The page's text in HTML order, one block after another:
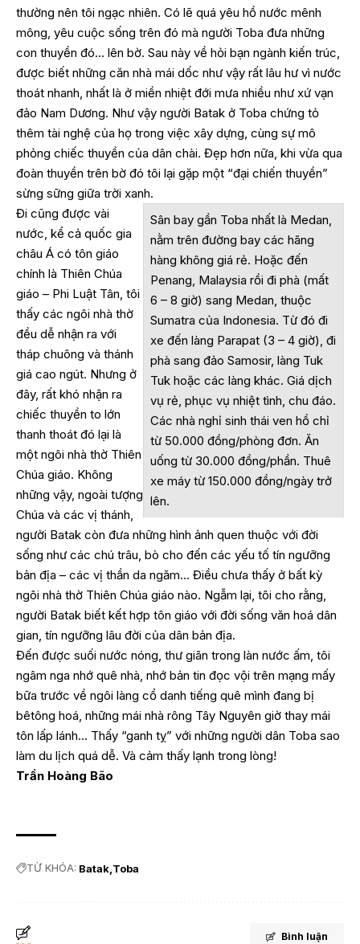
thường nên tôi ngạc nhiên. Có lẽ quá yêu hồ nước mênh
mông, yêu cuộc sống trên đó mà người Toba đưa những
con thuyền đó… lên bờ. Sau này về hỏi bạn ngành kiến trúc,
được biết những căn nhà mái dốc như vậy rất lâu hư vì nước
thoát nhanh, nhất là ở miền nhiệt đới mưa nhiều như xứ vạn
đảo Nam Dương. Như vậy người Batak ở Toba chứng tỏ
thêm tài nghệ của họ trong việc xây dựng, cùng sự mô
phỏng chiếc thuyền của dân chài. Đẹp hơn nữa, khi vừa qua
đoàn thuyền trên bờ đó tôi lại gặp một “đại chiến thuyền”
sừng sững giữa trời xanh.
Sân bay gần Toba nhất là Medan,
nằm trên đường bay các hãng
hàng không giá rẻ. Hoặc đến
Penang, Malaysia rồi đi phà (mất
6 – 8 giờ) sang Medan, thuộc
Sumatra của Indonesia. Từ đó đi
xe đến làng Parapat (3 – 4 giờ), đi
phà sang đảo Samosir, làng Tuk
Tuk hoặc các làng khác. Giá dịch
vụ rẻ, phục vụ nhiệt tình, chu đáo.
Các nhà nghỉ sinh thái ven hồ chỉ
từ 50.000 đồng/phòng đơn. Ăn
uống từ 30.000 đồng/phần. Thuê
xe máy từ 150.000 đồng/ngày trở
lên.
Đi cũng được vài
nước, kể cả quốc gia
châu Á có tôn giáo
chính là Thiên Chúa
giáo – Phi Luật Tân, tôi
thấy các ngôi nhà thờ
đều dễ nhận ra với
tháp chuông và thánh
giá cao ngút. Nhưng ở
đây, rất khó nhận ra
chiếc thuyền to lớn
thanh thoát đó lại là
một ngôi nhà thờ Thiên
Chúa giáo. Không
những vậy, ngoài tượng
Chúa và các vị thánh,
người Batak còn đưa những hình ảnh quen thuộc với đời
sống như các chú trâu, bò cho đến các yếu tố tín ngưỡng
bản địa – các vị thần da ngăm… Điều chưa thấy ở bất kỳ
ngôi nhà thờ Thiên Chúa giáo nào. Ngẫm lại, tôi cho rằng,
người Batak biết kết hợp tôn giáo với đời sống văn hoá dân
gian, tín ngưỡng lâu đời của dân bản địa.
Đến được suối nước nóng, thư giãn trong làn nước ấm, tôi
ngâm nga nhớ quê nhà, nhớ bản tin đọc vội trên mạng mấy
bữa trước về ngôi làng cổ danh tiếng quê mình đang bị
bêtông hoá, những mái nhà rông Tây Nguyên giờ thay mái
tôn lấp lánh… Thấy “ganh tỵ” với những người dân Toba sao
làm du lịch quá dễ. Và cảm thấy lạnh trong lòng!
Trần Hoàng Bão
TỪ KHÓA: Batak Toba
Bình luận